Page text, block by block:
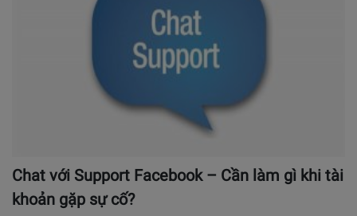
Chat với Support Facebook – Cần làm gì khi tài
khoản gặp sự cố?